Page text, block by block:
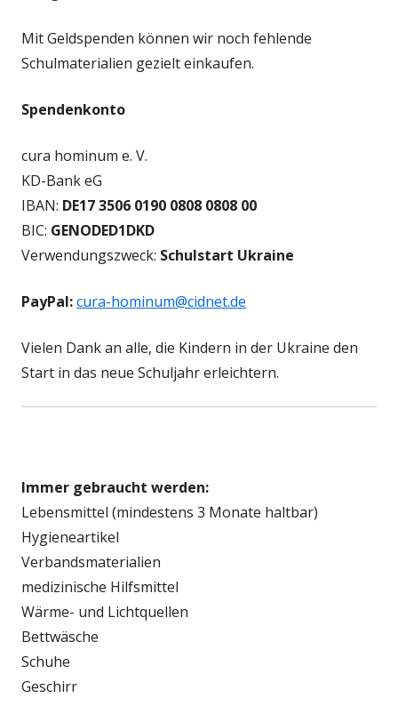
Mit Geldspenden können wir noch fehlende
Schulmaterialien gezielt einkaufen.
Spendenkonto
cura hominum e. V.
KD-Bank eG
IBAN: DE17 3506 0190 0808 0808 00
BIC: GENODED1DKD
Verwendungszweck: Schulstart Ukraine
PayPal:cura-hominum@cidnet.de
Vielen Dank an alle, die Kindern in der Ukraine den
Start in das neue Schuljahr erleichtern.
Immer gebraucht werden:
Lebensmittel (mindestens 3 Monate haltbar)
Hygieneartikel
Verbandsmaterialien
medizinische Hilfsmittel
Wärme- und Lichtquellen
Bettwäsche
Schuhe
Geschirr